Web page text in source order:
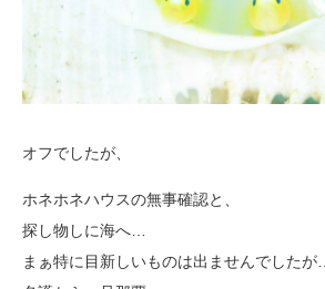
オフでしたが、
ホネホネハウスの無事確認と、
探し物しに海へ…
まぁ特に目新しいものは出ませんでしたが…